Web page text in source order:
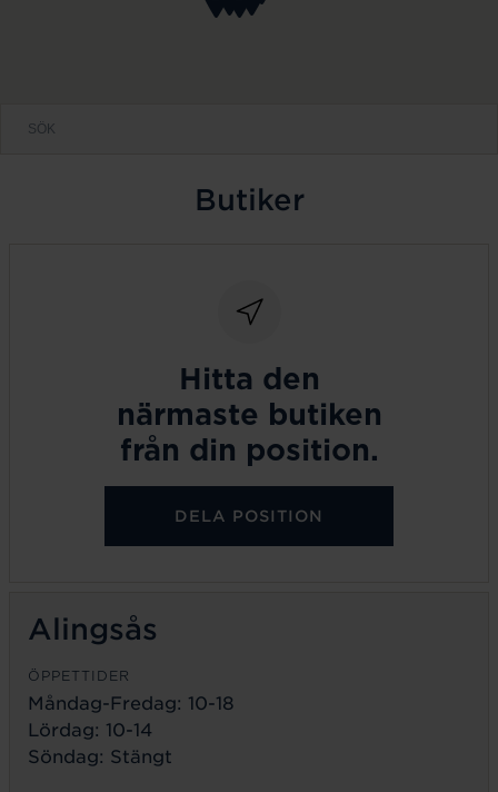
Butiker
Hitta den
närmaste butiken
från din position.
DELA POSITION
Alingsås
ÖPPETTIDER
Måndag-Fredag: 10-18
Lördag: 10-14
Söndag: Stängt